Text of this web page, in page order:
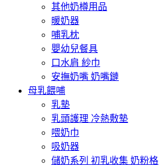
其他奶樽用品
暖奶器
哺乳枕
嬰幼兒餐具
口水肩 紗巾
安撫奶嘴 奶嘴鏈
母乳餵哺
乳墊
乳頭護理 冷熱敷墊
喂奶巾
吸奶器
儲奶系列 初乳收集 奶粉格